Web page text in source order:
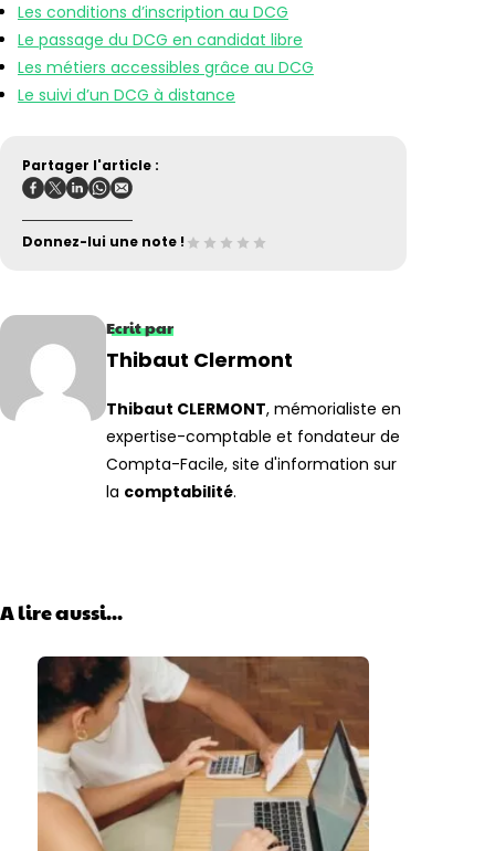
Les conditions d’inscription au DCG
Le passage du DCG en candidat libre
Les métiers accessibles grâce au DCG
Le suivi d’un DCG à distance
Partager l'article :
Donnez-lui une note !
Ecrit par
Thibaut Clermont
Thibaut CLERMONT, mémorialiste en
expertise-comptable et fondateur de
Compta-Facile, site d'information sur
la comptabilité.
A lire aussi...